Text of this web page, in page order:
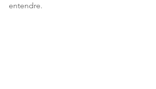
entendre.